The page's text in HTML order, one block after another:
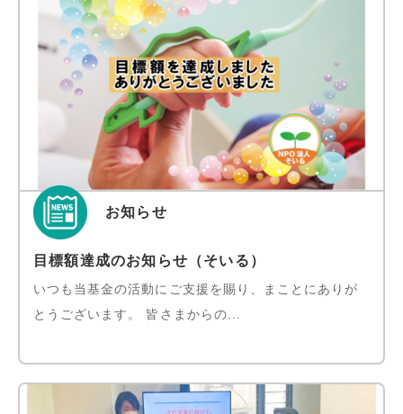
お知らせ
目標額達成のお知らせ（そいる）
いつも当基金の活動にご支援を賜り、まことにありが
とうございます。 皆さまからの...